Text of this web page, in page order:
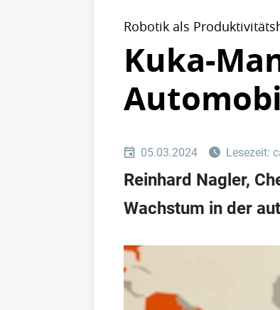
Robotik als
Kuka-
05.03.2024 Lesezeit:
Reinhard Nagler,
Wachstum in der